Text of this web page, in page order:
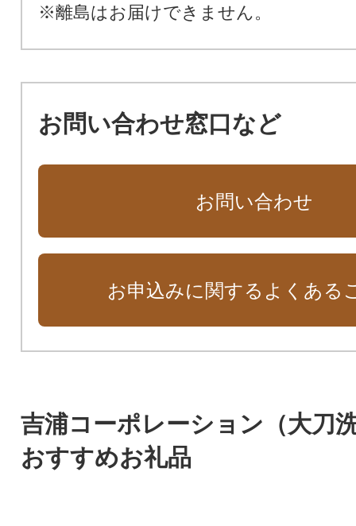
※離島はお届けできません。
お問い合わせ窓口など
お問い合わせ
お申込みに関するよくある
吉浦コーポレーション（大刀
おすすめお礼品